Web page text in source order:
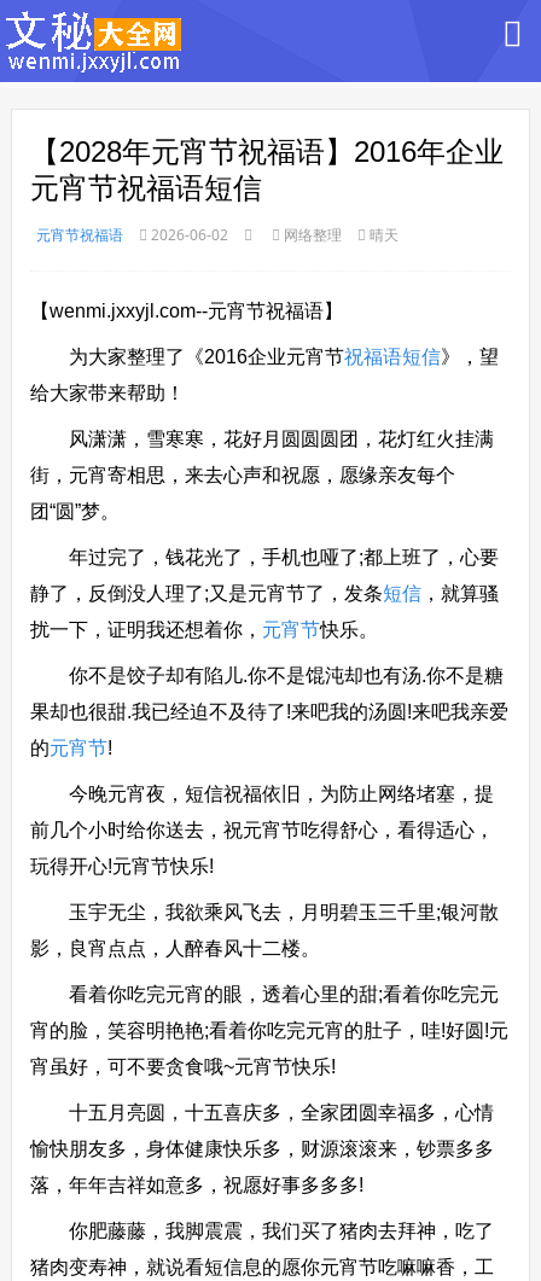
【2028年元宵节祝福语】2016年企业
元宵节祝福语短信
元宵节祝福语 2026-06-02 网络整理 晴天
【wenmi.jxxyjl.com--元宵节祝福语】
为大家整理了《2016企业元宵节祝福语短信》，望
给大家带来帮助！
风潇潇，雪寒寒，花好月圆圆圆团，花灯红火挂满
街，元宵寄相思，来去心声和祝愿，愿缘亲友每个
团“圆”梦。
年过完了，钱花光了，手机也哑了;都上班了，心要
静了，反倒没人理了;又是元宵节了，发条短信，就算骚
扰一下，证明我还想着你， 元宵节快乐。
你不是饺子却有陷儿.你不是馄沌却也有汤.你不是糖
果却也很甜.我已经迫不及待了!来吧我的汤圆!来吧我亲爱
的元宵节!
今晚元宵夜，短信祝福依旧，为防止网络堵塞，提
前几个小时给你送去，祝元宵节吃得舒心，看得适心，
玩得开心!元宵节快乐!
玉宇无尘，我欲乘风飞去，月明碧玉三千里;银河散
影，良宵点点，人醉春风十二楼。
看着你吃完元宵的眼，透着心里的甜;看着你吃完元
宵的脸，笑容明艳艳;看着你吃完元宵的肚子，哇!好圆!元
宵虽好，可不要贪食哦~元宵节快乐!
十五月亮圆，十五喜庆多，全家团圆幸福多，心情
愉快朋友多，身体健康快乐多，财源滚滚来，钞票多多
落，年年吉祥如意多，祝愿好事多多多!
你肥藤藤，我脚震震，我们买了猪肉去拜神，吃了
猪肉变寿神，就说看短信息的愿你元宵节吃嘛嘛香，工